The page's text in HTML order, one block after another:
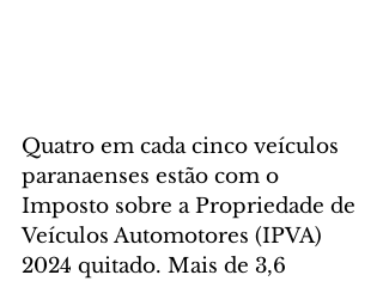
Quatro em cada cinco veículos
paranaenses estão com o
Imposto sobre a Propriedade de
Veículos Automotores (IPVA)
2024 quitado. Mais de 3,6